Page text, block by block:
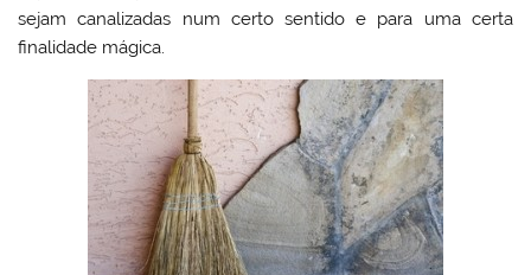
sejam canalizadas num certo sentido e para uma certa
finalidade mágica.